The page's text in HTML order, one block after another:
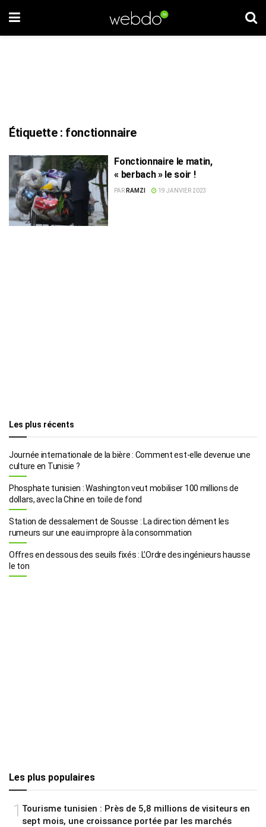
Étiquette : fonctionnaire
Fonctionnaire le matin,
« berbach » le soir !
PAR RAMZI 19 JANVIER 2023
Les plus récents
Journée internationale de la bière : Comment est-elle devenue une
culture en Tunisie ?
Phosphate tunisien : Washington veut mobiliser 100 millions de
dollars, avec la Chine en toile de fond
Station de dessalement de Sousse : La direction dément les
rumeurs sur une eau impropre à la consommation
Offres en dessous des seuils fixés : L’Ordre des ingénieurs hausse
le ton
Les plus populaires
1 Tourisme tunisien : Près de 5,8 millions de visiteurs en
sept mois, une croissance portée par les marchés